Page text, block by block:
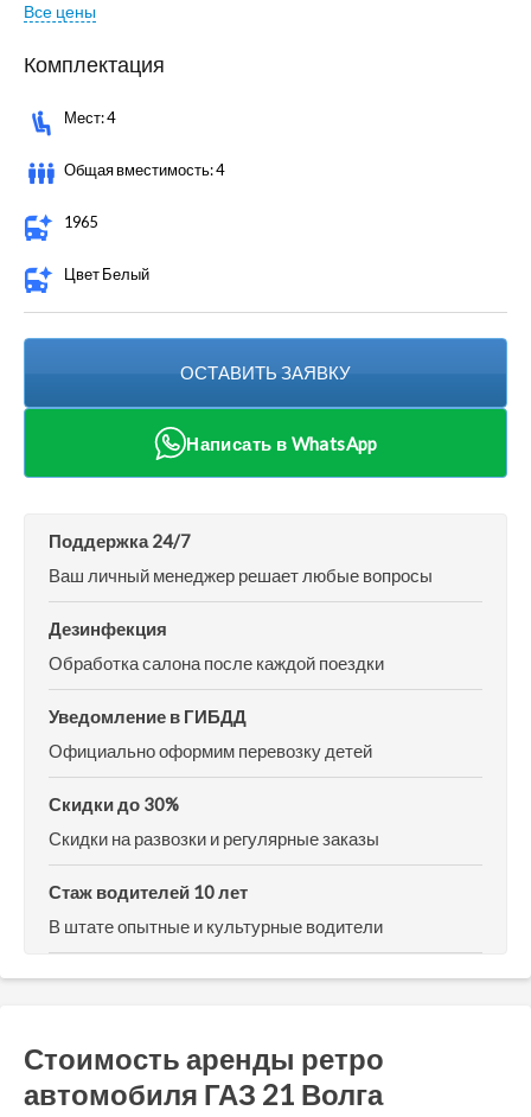
Все цены
Комплектация
Мест: 4
Общая вместимость: 4
1965
Цвет Белый
ОСТАВИТЬ ЗАЯВКУ
Написать в WhatsApp
Поддержка 24/7
Ваш личный менеджер решает любые вопросы
Дезинфекция
Обработка салона после каждой поездки
Уведомление в ГИБДД
Официально оформим перевозку детей
Скидки до 30%
Скидки на развозки и регулярные заказы
Стаж водителей 10 лет
В штате опытные и культурные водители
Стоимость аренды ретро
автомобиля ГАЗ 21 Волга